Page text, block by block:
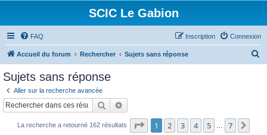
SCIC Le Gabion
FAQ Connexion
Inscription
Accueil du forum Rechercher Sujets sans réponse
Sujets sans réponse
Aller sur la recherche avancée
Rechercher
La recherche a retourné 162 résultats Page 1sur7
1 2 3 4 5 7